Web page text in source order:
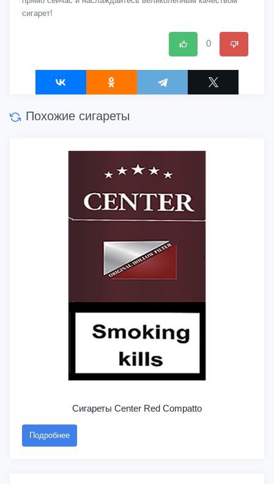
сигарет!
0
Похожие сигареты
Сигареты Center Red Compatto
Подробнее